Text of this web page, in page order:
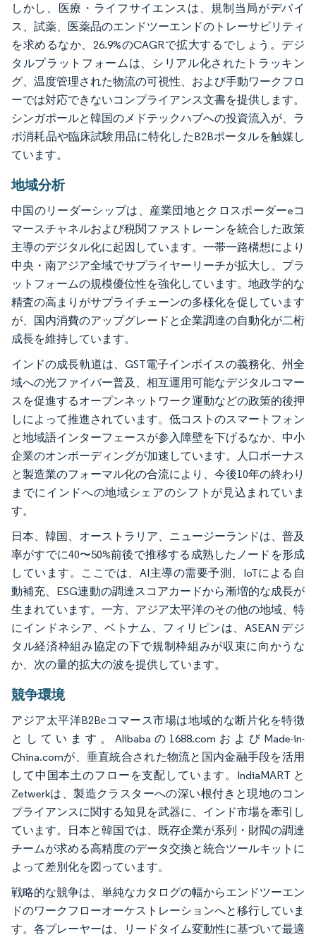
しかし、医療・ライフサイエンスは、規制当局がデバイ
ス、試薬、医薬品のエンドツーエンドのトレーサビリティ
を求めるなか、26.9%のCAGRで拡大するでしょう。デジ
タルプラットフォームは、シリアル化されたトラッキン
グ、温度管理された物流の可視性、および手動ワークフロ
ーでは対応できないコンプライアンス文書を提供します。
シンガポールと韓国のメドテックハブへの投資流入が、ラ
ボ消耗品や臨床試験用品に特化したB2Bポータルを触媒し
ています。
地域分析
中国のリーダーシップは、産業団地とクロスボーダーeコ
マースチャネルおよび税関ファストレーンを統合した政策
主導のデジタル化に起因しています。一帯一路構想により
中央・南アジア全域でサプライヤーリーチが拡大し、プラ
ットフォームの規模優位性を強化しています。地政学的な
精査の高まりがサプライチェーンの多様化を促しています
が、国内消費のアップグレードと企業調達の自動化が二桁
成長を維持しています。
インドの成長軌道は、GST電子インボイスの義務化、州全
域への光ファイバー普及、相互運用可能なデジタルコマー
スを促進するオープンネットワーク運動などの政策的後押
しによって推進されています。低コストのスマートフォン
と地域語インターフェースが参入障壁を下げるなか、中小
企業のオンボーディングが加速しています。人口ボーナス
と製造業のフォーマル化の合流により、今後10年の終わり
までにインドへの地域シェアのシフトが見込まれていま
す。
日本、韓国、オーストラリア、ニュージーランドは、普及
率がすでに40〜50%前後で推移する成熟したノードを形成
しています。ここでは、AI主導の需要予測、IoTによる自
動補充、ESG連動の調達スコアカードから漸増的な成長が
生まれています。一方、アジア太平洋のその他の地域、特
にインドネシア、ベトナム、フィリピンは、ASEAN デジ
タル経済枠組み協定の下で規制枠組みが収束に向かうな
か、次の量的拡大の波を提供しています。
競争環境
アジア太平洋B2Bеコマース市場は地域的な断片化を特徴
としています。Alibabaの1688.comおよびMade-in-
China.comが、垂直統合された物流と国内金融手段を活用
して中国本土のフローを支配しています。IndiaMART と
Zetwerkは、製造クラスターへの深い根付きと現地のコン
プライアンスに関する知見を武器に、インド市場を牽引し
ています。日本と韓国では、既存企業が系列・財閥の調達
チームが求める高精度のデータ交換と統合ツールキットに
よって差別化を図っています。
戦略的な競争は、単純なカタログの幅からエンドツーエン
ドのワークフローオーケストレーションへと移行していま
す。各プレーヤーは、リードタイム変動性に基づいて最適